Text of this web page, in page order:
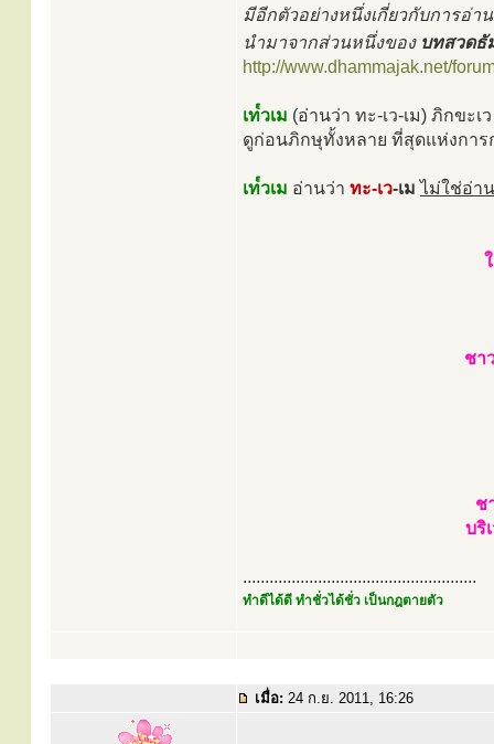
มีอีกตัวอย่างหนึ่งเกี่ยวกับการอ่
นำมาจากส่วนหนึ่งของ บทสวดธั
http://www.dhammajak.net/
เท๎วเม (อ่านว่า ทะ-เว-เม) ภิกขะเ
ดูก่อนภิกษุทั้งหลาย ที่สุดแห่งการ
เท๎วเม อ่านว่า ทะ-เว-เม ไม่ใช่อ่า
ชา
ช
บริ
.....................................................
ทำดีได้ดี ทำชั่วได้ชั่ว เป็นกฎตายตัว
เมื่อ: 24 ก.ย. 2011, 16:26